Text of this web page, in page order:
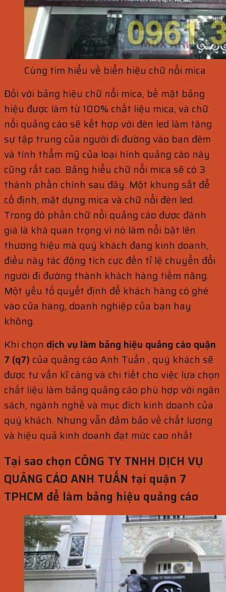
Cùng tìm hiểu về biển hiệu chữ nổi mica
Đối với bảng hiệu chữ nổi mica, bề mặt bảng
hiệu được làm từ 100% chất liệu mica, và chữ
nổi quảng cáo sẽ kết hợp với đèn led làm tăng
sự tập trung của người đi đường vào ban đêm
và tính thẩm mỹ của loại hình quảng cáo này
cũng rất cao. Bảng hiểu chữ nổi mica sẽ có 3
thành phần chính sau đây. Một khung sắt để
cố định, mặt dựng mica và chữ nổi đèn led.
Trong đó phần chữ nổi quảng cáo được đánh
giá là khá quan trọng vì nó làm nổi bật lên
thương hiệu mà quý khách đang kinh doanh,
điều này tác động tích cực đến tỉ lệ chuyển đổi
người đi đường thành khách hàng tiềm năng.
Một yếu tố quyết định để khách hàng có ghé
vào cửa hàng, doanh nghiệp của bạn hay
không.
Khi chọn dịch vụ làm bảng hiệu quảng cáo quận
7 (q7) của quảng cáo Anh Tuấn , quý khách sẽ
được tư vấn kĩ càng và chi tiết cho việc lựa chọn
chất liệu làm bảng quảng cáo phù hợp với ngân
sách, ngành nghề và mục đích kinh doanh của
quý khách. Nhưng vẫn đảm bảo về chất lượng
và hiệu quả kinh doanh đạt mức cao nhất
Tại sao chọn CÔNG TY TNHH DỊCH VỤ
QUẢNG CÁO ANH TUẤN tại quận 7
TPHCM để làm bảng hiệu quảng cáo